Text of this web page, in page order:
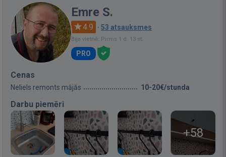
Emre S.
4.9 · 53 atsauksmes
Bija vietnē: Pirms 1 d. 13 st.
PRO
Cenas
Neliels remonts mājās 10-20€/stunda
Darbu piemēri
+58